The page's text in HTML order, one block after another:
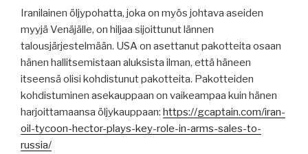
Iranilainen öljypohatta, joka on myös johtava aseiden
myyjä Venäjälle, on hiljaa sijoittunut lännen
talousjärjestelmään. USA on asettanut pakotteita osaan
hänen hallitsemistaan aluksista ilman, että häneen
itseensä olisi kohdistunut pakotteita. Pakotteiden
kohdistuminen asekauppaan on vaikeampaa kuin hänen
harjoittamaansa öljykauppaan: https://gcaptain.com/iran-
oil-tycoon-hector-plays-key-role-in-arms-sales-to-
russia/